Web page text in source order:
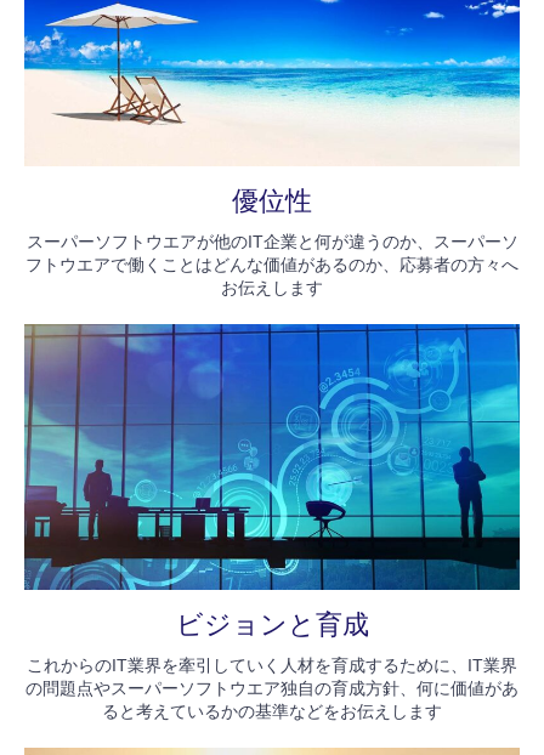
優位性
スーパーソフトウエアが他のIT企業と何が違うのか、スーパーソ
フトウエアで働くことはどんな価値があるのか、応募者の方々へ
お伝えします
ビジョンと育成
これからのIT業界を牽引していく人材を育成するために、IT業界
の問題点やスーパーソフトウエア独自の育成方針、何に価値があ
ると考えているかの基準などをお伝えします